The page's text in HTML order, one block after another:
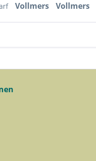
Vollmers Vollmers